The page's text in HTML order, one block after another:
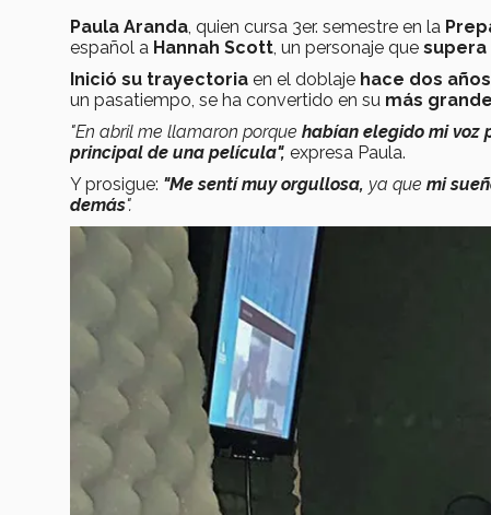
Paula Aranda , quien cursa 3er. semestre en la
español a Hannah Scott , un personaje que
Inició su trayectoria en el doblaje hace dos años
un pasatiempo, se ha convertido en su más
"En abril me llamaron porque habían elegido mi voz
principal de una película", expresa Paula.
Y prosigue: "Me sentí muy orgullosa, ya que mi
demás".